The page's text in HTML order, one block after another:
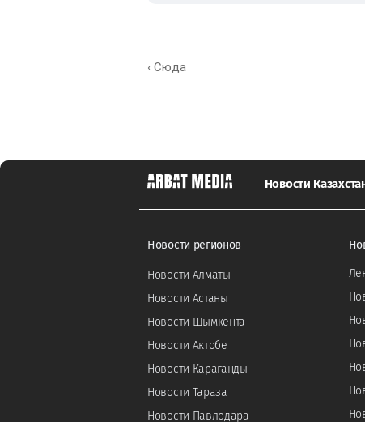
‹ Сюда
Новости
Новости регионов
Новости Алматы
Новости Астаны
Новости Шымкента
Новости Актобе
Новости Караганды
Новости Тараза
Новости Павлодара